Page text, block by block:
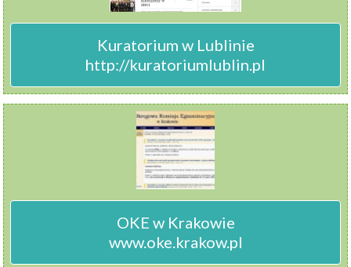
Kuratorium w Lublinie
http://kuratoriumlublin.pl
OKE w Krakowie
www.oke.krakow.pl